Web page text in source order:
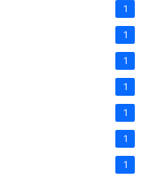
1
1
1
1
1
1
1